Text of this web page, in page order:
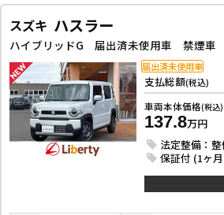
スズキ ハスラー
支払総額(税込)
車両本体価格(税込)
137.8万円
法定整備：整
保証付 (1ヶ
届出済未使用車